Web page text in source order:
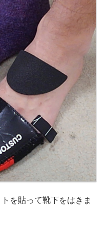
を貼って靴下をはきま